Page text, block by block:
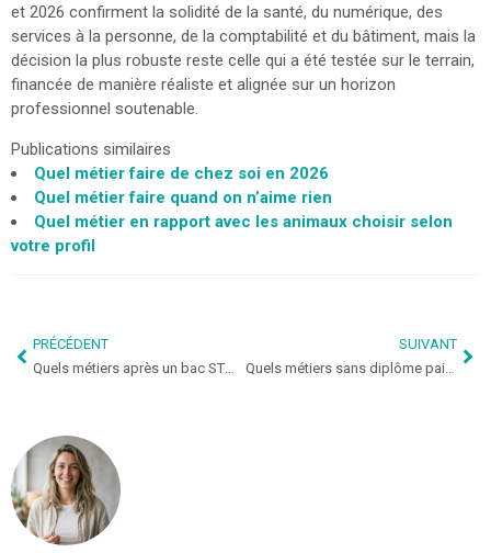
et 2026 confirment la solidité de la santé, du numérique, des
services à la personne, de la comptabilité et du bâtiment, mais la
décision la plus robuste reste celle qui a été testée sur le terrain,
financée de manière réaliste et alignée sur un horizon
professionnel soutenable.
Publications similaires
Quel métier faire de chez soi en 2026
Quel métier faire quand on n’aime rien
Quel métier en rapport avec les animaux choisir selon
votre profil
PRÉCÉDENT
SUIVANT